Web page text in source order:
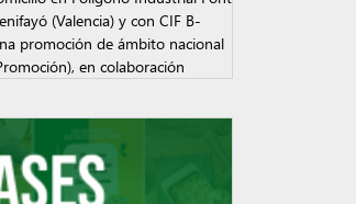
(Valencia) y con CIF B-
promoción de ámbito nacional
en colaboración